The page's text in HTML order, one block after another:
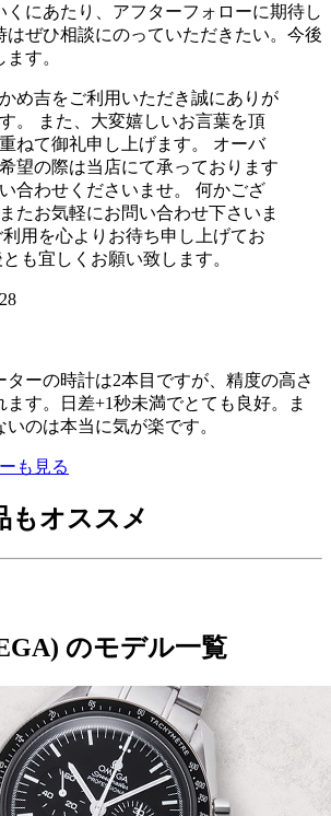
くにあたり、アフターフォローに期待し
はぜひ相談にのっていただきたい。今後
す。
め吉をご利用いただき誠にありが
。 また、大変嬉しいお言葉を頂
ねて御礼申し上げます。 オーバ
望の際は当店にて承っております
合わせくださいませ。 何かござ
たお気軽にお問い合わせ下さいま
用を心よりお待ち申し上げてお
も宜しくお願い致します。
ターの時計は2本目ですが、精度の高さ
す。日差+1秒未満でとても良好。ま
のは本当に気が楽です。
も見る
もオススメ
のモデル一覧